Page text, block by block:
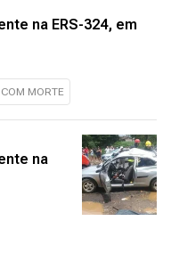
na ERS-324, em
MORTE
na